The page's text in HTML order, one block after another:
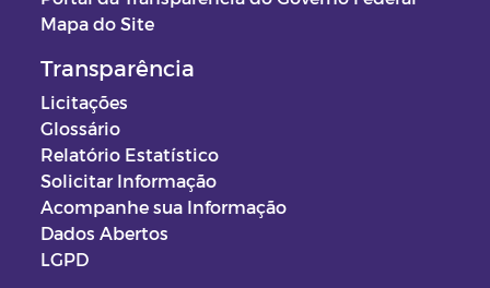
Mapa do Site
Transparência
Licitações
Glossário
Relatório Estatístico
Solicitar Informação
Acompanhe sua Informação
Dados Abertos
LGPD